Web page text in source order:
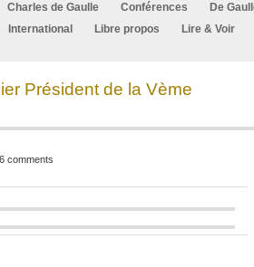
Charles de Gaulle Conférences De
International Libre propos Lire & Voir
Président de la Vème
6 comments